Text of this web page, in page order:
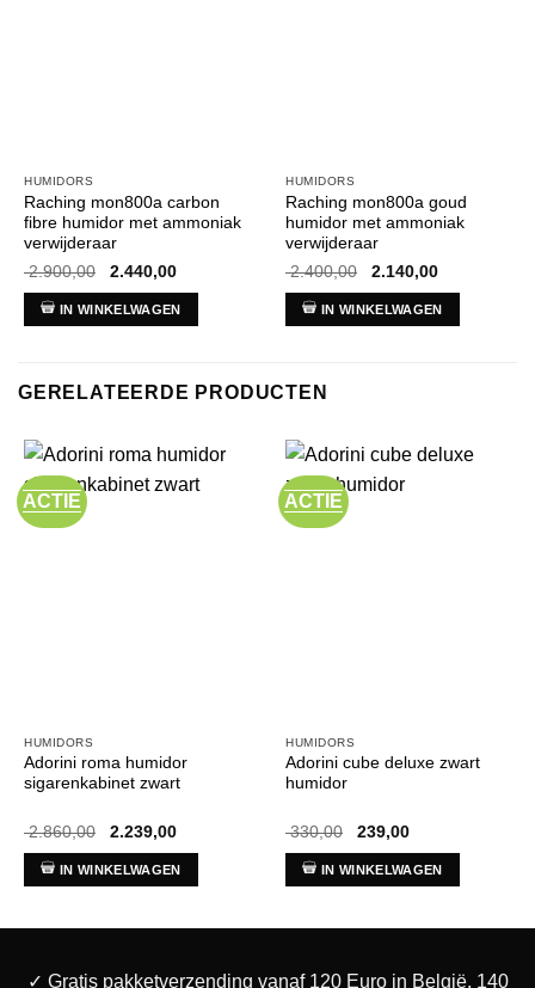
HUMIDORS
Raching mon800a carbon
fibre humidor met ammoniak
verwijderaar
2.900,00
Oorspronkelijke
was:
€ 2.900,00.
2.440,00Huidige
is:
€ 2.440,00.
IN WINKELWAGEN
HUMIDORS
Raching mon800a goud
humidor met ammoniak
verwijderaar
2.400,00
Oorspronkelijke
was:
€ 2.400,00.
2.140,00Huidige
is:
€ 2.140,00.
IN WINKELWAGEN
GERELATEERDE PRODUCTEN
ACTIE
HUMIDORS
Adorini roma humidor
sigarenkabinet zwart
2.860,00
Oorspronkelijke
was:
€ 2.860,00.
2.239,00Huidige
is:
€ 2.239,00.
IN WINKELWAGEN
ACTIE
HUMIDORS
Adorini cube deluxe zwart
humidor
330,00
Oorspronkelijke
was:
€ 330,00.
239,00Huidige
is:
€ 239,00.
IN WINKELWAGEN
✓ Gratis pakketverzending vanaf 120 Euro in België. 140